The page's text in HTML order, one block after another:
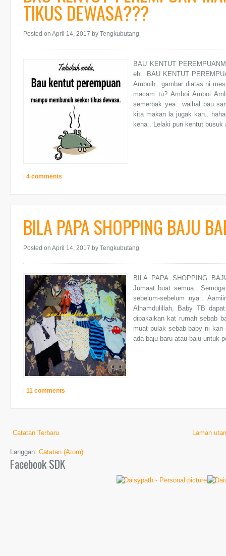
TIKUS DEWASA???
Posted on April 14, 2017 by Tengkubutang
BAU KENTUT
eh.. BAU KENTUT
Amboih.. gambar diatas ni
macam tu? Amboi Amboi
semerbak yea.. walhal bau
kita makan la jugak kan..
kena.. Lelaki pun kentut
4 comments
BILA PAPA SHOPPING BAJU
Posted on April 14, 2017 by Tengkubutang
BILA PAPA SHOPPING
Jumaat buat semua..
sebelum-sebelum nya..
Alhamdulillah, Baby TB
dipakaikan kat rumah sebab
muat pulak sebab baby ni
ada baju baru atau baju untuk
11 comments
Catatan Terbaru Laman
Langgan: Catatan (Atom)
Facebook SDK